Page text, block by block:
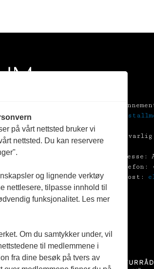
og
og Norges
og Vær Varsom-
Adresse:
Telefon:
E-post:
på vårt nettsted bruker vi
nettsted. Du kan reservere
og lignende verktøy
nettlesere, tilpasse innhold til
funksjonalitet. Les mer
Om du samtykker under, vil
til medlemmene i
fra dine besøk på tvers av